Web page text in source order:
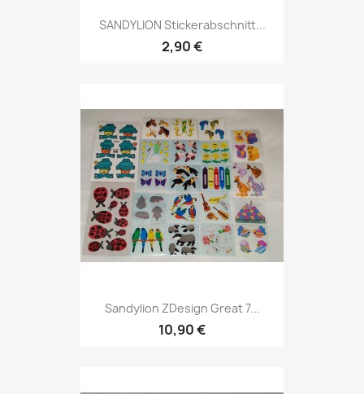
SANDYLION Stickerabschnitt...
2,90 €
Sandylion ZDesign Great 7...
10,90 €